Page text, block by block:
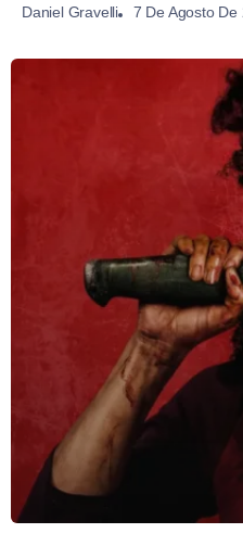
Daniel Gravelli 7 De Agosto De